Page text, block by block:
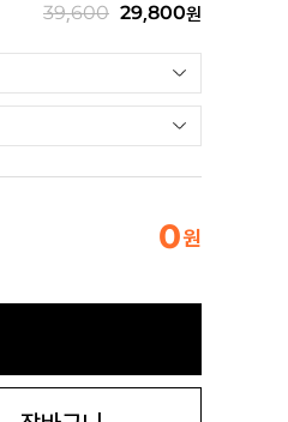
39,600 29,800원
0원